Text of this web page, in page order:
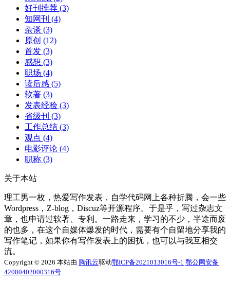
好刊推荐 (3)
知网刊 (4)
杂谈 (3)
原创 (12)
首发 (3)
感想 (3)
职场 (4)
读后感 (5)
软著 (3)
发表经验 (3)
省级刊 (3)
工作总结 (3)
观点 (4)
电影评论 (4)
职称 (3)
关于本站
理工男一枚，热爱写作发表，自学代码网上各种折腾，会一些
Wordpress，Z-blog，Discuz等开源程序。于是乎，写过杂志文
章，也申请过软著、专利。一路走来，学习的不少，半途而废
的也多，在这个自媒体爆发的时代，需要有个自留地分享我的
写作笔记，如果你有写作发表上的困扰，也可以与我互相交
流。
Copyright © 2026 本站由 腾讯云驱动鄂ICP备2021013016号-1 鄂公网安备
42080402000316号